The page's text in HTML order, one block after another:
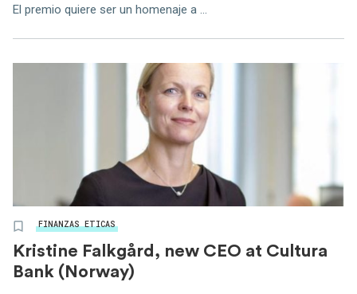
El premio quiere ser un homenaje a ...
FINANZAS ETICAS
Kristine Falkgård, new CEO at Cultura
Bank (Norway)